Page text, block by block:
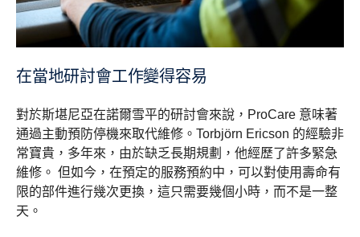
在當地研討會工作變得容易
對於斯堪尼亞在諾爾雪平的研討會來說，ProCare 意味著
通過主動預防停機來取代維修。Torbjörn Ericson 的經驗非
常寶貴，多年來，由於缺乏長期規劃，他經歷了許多緊急
維修。 但如今，在預定的服務預約中，可以對使用壽命有
限的部件進行幾次更換，這只需要幾個小時，而不是一整
天。